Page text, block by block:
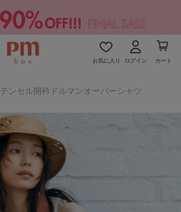
お気に入り ログイン カート
テンセル開衿ドルマンオーバーシャツ